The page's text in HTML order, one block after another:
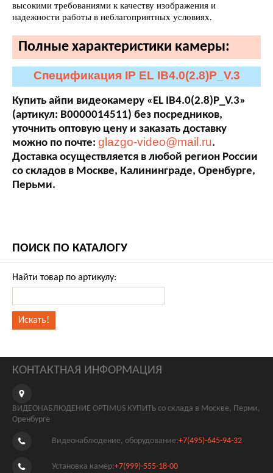
высокими требованиями к качеству изображения и
надежности работы в неблагоприятных условиях.
Полные характеристики камеры:
Спецификация IP EL IB4.0(2.8)P_V.3
Купить айпи видеокамеру «EL IB4.0(2.8)P_V.3»
(артикул: В0000014511) без посредников,
уточнить оптовую цену и заказать доставку
можно по почте: glazgo-video@mail.ru.
Доставка осуществляется в любой регион России
со складов в Москве, Калининграде, Оренбурге,
Перьми.
ПОИСК ПО КАТАЛОГУ
Найти товар по артикулу:
КОНТАКТНАЯ ИНФОРМАЦИЯ
ВИДЕОНАБЛЮДЕНИЕ OPTIMUS КУПИТЬ со склада в Москве, Перми,
Оренбурге
Видеонаблюдение, оборудование:+7(495)-645-94-32
Установка камер:+7(999)-555-18-00